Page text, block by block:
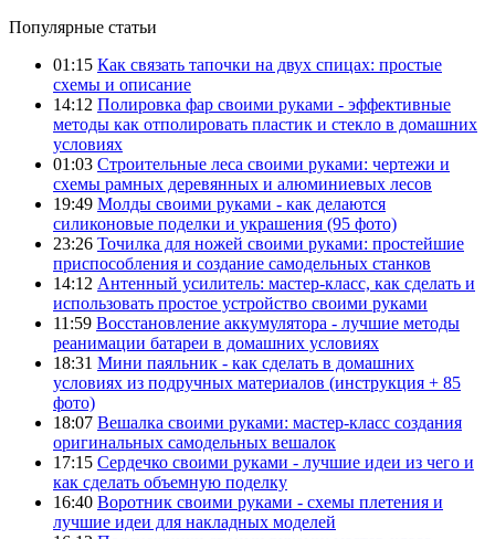
Популярные статьи
01:15 Как связать тапочки на двух спицах: простые
схемы и описание
14:12 Полировка фар своими руками - эффективные
методы как отполировать пластик и стекло в домашних
условиях
01:03 Строительные леса своими руками: чертежи и
схемы рамных деревянных и алюминиевых лесов
19:49 Молды своими руками - как делаются
силиконовые поделки и украшения (95 фото)
23:26 Точилка для ножей своими руками: простейшие
приспособления и создание самодельных станков
14:12 Антенный усилитель: мастер-класс, как сделать и
использовать простое устройство своими руками
11:59 Восстановление аккумулятора - лучшие методы
реанимации батареи в домашних условиях
18:31 Мини паяльник - как сделать в домашних
условиях из подручных материалов (инструкция + 85
фото)
18:07 Вешалка своими руками: мастер-класс создания
оригинальных самодельных вешалок
17:15 Сердечко своими руками - лучшие идеи из чего и
как сделать объемную поделку
16:40 Воротник своими руками - схемы плетения и
лучшие идеи для накладных моделей